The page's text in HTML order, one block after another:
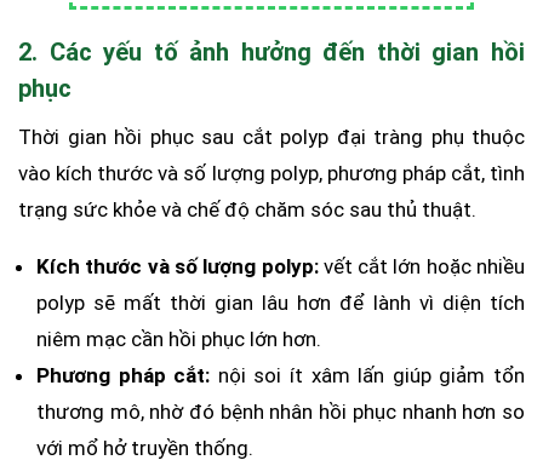
2. Các yếu tố ảnh hưởng đến thời gian hồi
phục
Thời gian hồi phục sau cắt polyp đại tràng phụ thuộc
vào kích thước và số lượng polyp, phương pháp cắt, tình
trạng sức khỏe và chế độ chăm sóc sau thủ thuật.
Kích thước và số lượng polyp:vết cắt lớn hoặc nhiều
polyp sẽ mất thời gian lâu hơn để lành vì diện tích
niêm mạc cần hồi phục lớn hơn.
Phương pháp cắt: nội soi ít xâm lấn giúp giảm tổn
thương mô, nhờ đó bệnh nhân hồi phục nhanh hơn so
với mổ hở truyền thống.